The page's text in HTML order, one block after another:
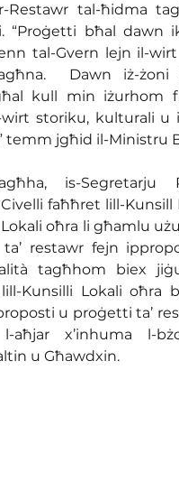
Restawr tal-ħidma
“Proġetti bħal dawn
tal-Gvern lejn il-
Dawn iż-
kull min iżurhom
wirt storiku, kulturali u
temm jgħid il-Ministru
is-Segretarju
faħħret lill-Kunsill
oħra li għamlu
restawr fejn
tagħhom biex
Kunsilli Lokali oħra
u proġetti ta’
aħjar x’inhuma l-
u Għawdxin.